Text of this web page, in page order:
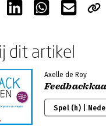
dit artikel
Axelle de Roy
Spel (h) |